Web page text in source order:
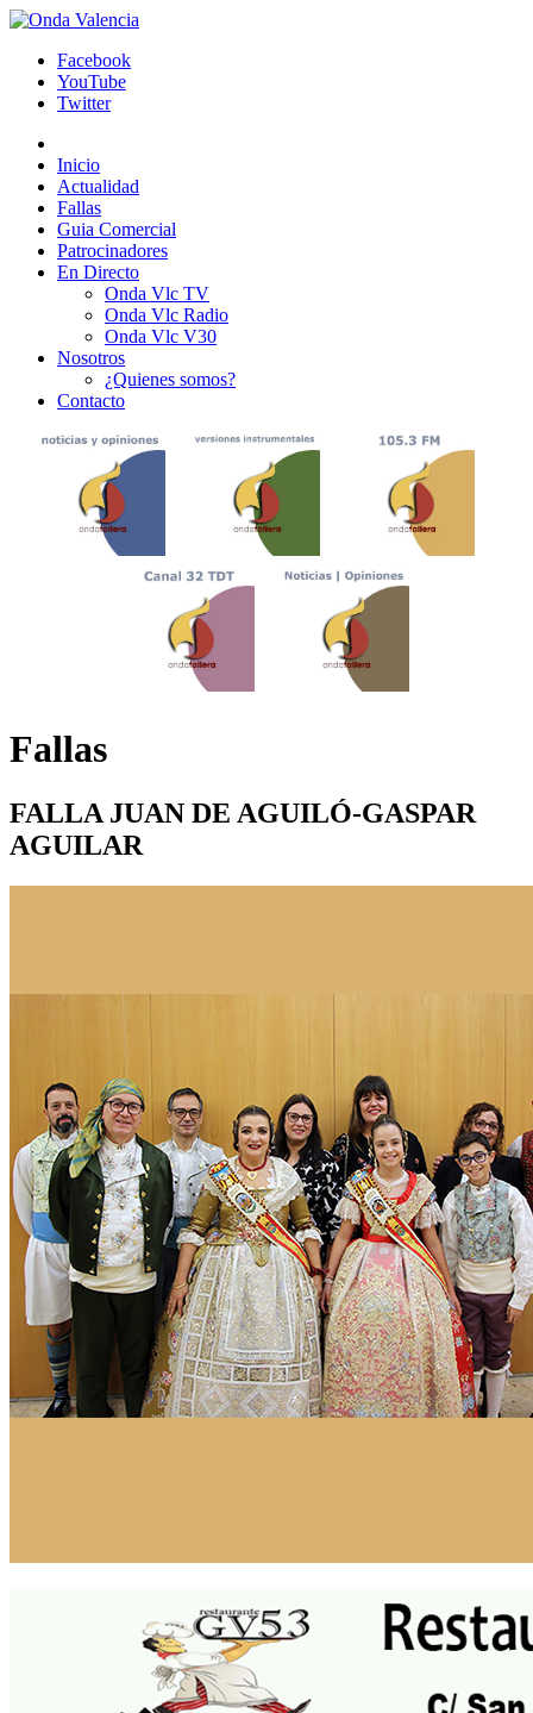
Facebook
YouTube
Twitter
Inicio
Actualidad
Fallas
Guia Comercial
Patrocinadores
En Directo
Onda Vlc TV
Onda Vlc Radio
Onda Vlc V30
Nosotros
¿Quienes somos?
Contacto
Fallas
FALLA JUAN DE AGUILÓ-GASPAR
AGUILAR